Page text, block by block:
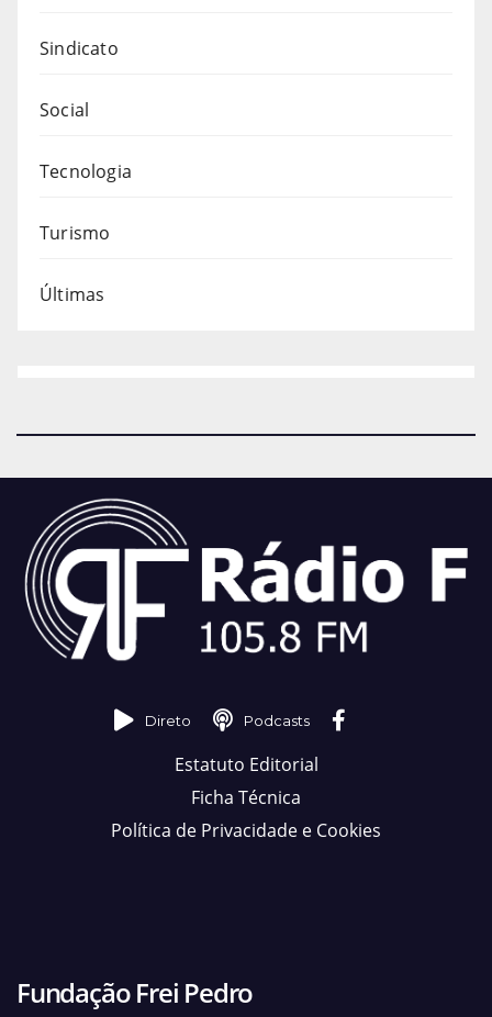
Sindicato
Social
Tecnologia
Turismo
Últimas
Direto Podcasts
Estatuto Editorial
Ficha Técnica
Política de Privacidade e Cookies
Fundação Frei Pedro